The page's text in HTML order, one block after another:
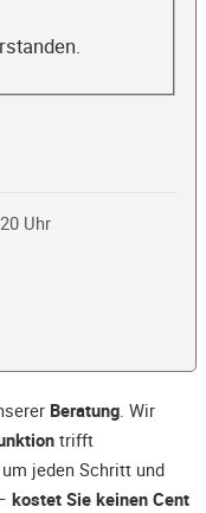
Uhr
Beratung. Wir
trifft
jeden Schritt und
kostet Sie keinen Cent